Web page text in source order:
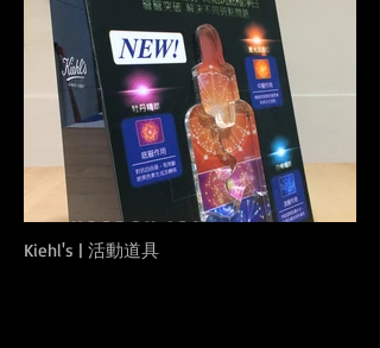
Kiehl's | 活動道具